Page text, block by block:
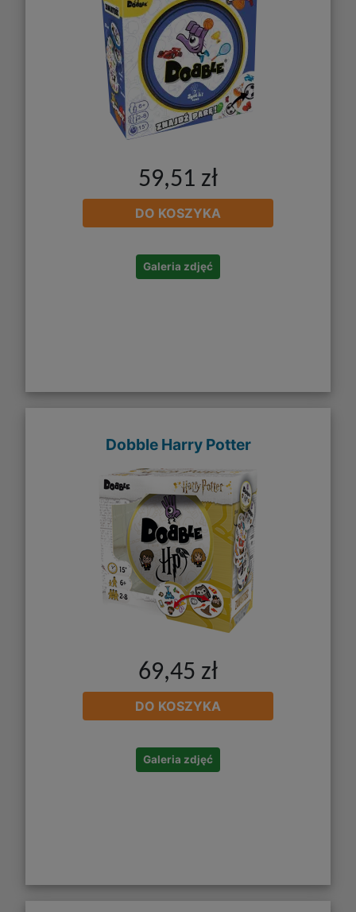
59,51 zł
DO KOSZYKA
Galeria zdjęć
Dobble Harry Potter
69,45 zł
DO KOSZYKA
Galeria zdjęć